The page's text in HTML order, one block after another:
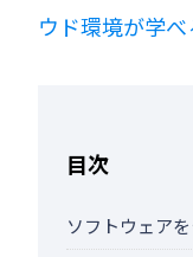
ウド環境が学
目次
ソフトウェア